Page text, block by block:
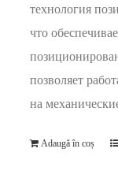
технология
что
позволяет
на
Adaugă în coș